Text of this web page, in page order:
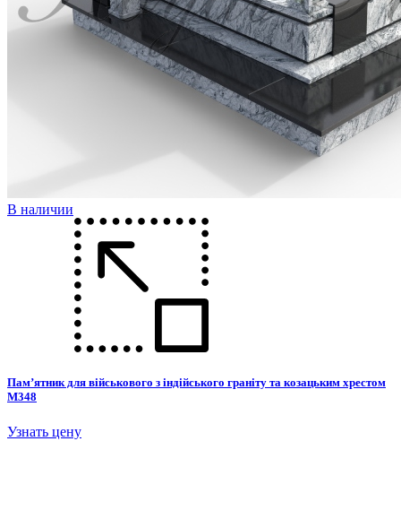
В наличии
Пам’ятник для військового з індійського граніту та козацьким хрестом
М348
Узнать цену